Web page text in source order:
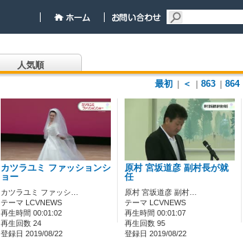
人気順
最初
＜ 863 864
カツラユミ ファッションシ
ョー
カツラユミ ファッシ…
テーマ LCVNEWS
再生時間 00:01:02
再生回数 24
登録日 2019/08/22
原村 宮坂道彦 副村長が就
任
原村 宮坂道彦 副村…
テーマ LCVNEWS
再生時間 00:01:07
再生回数 95
登録日 2019/08/22